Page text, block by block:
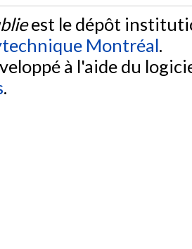
est le dépôt
Montréal.
à l'aide du
.